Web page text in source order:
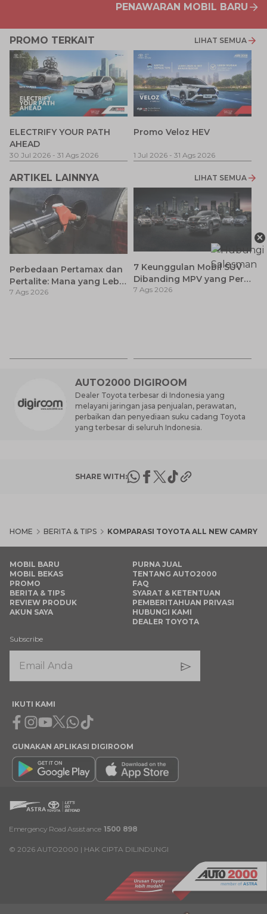
PENAWARAN MOBIL BARU
PROMO TERKAIT LIHAT SEMUA
ELECTRIFY YOUR PATH
AHEAD
30 Jul 2026 - 31 Ags 2026
Promo Veloz HEV
1 Jul 2026 - 31 Ags 2026
ARTIKEL LAINNYA LIHAT SEMUA
Perbedaan Pertamax dan
Pertalite: Mana yang Lebih
Baik untuk Mobil Toyota
7 Ags 2026
7 Keunggulan Mobil SUV
Dibanding MPV yang Perlu
Anda Ketahui
7 Ags 2026
AUTO2000 DIGIROOM
Dealer Toyota terbesar di Indonesia yang
melayani jaringan jasa penjualan, perawatan,
perbaikan dan penyediaan suku cadang Toyota
yang terbesar di seluruh Indonesia.
SHARE WITH:
HOME BERITA & TIPS KOMPARASI TOYOTA ALL NEW CAMRY
×
MOBIL BARU
MOBIL BEKAS
PROMO
BERITA & TIPS
REVIEW PRODUK
AKUN SAYA
PURNA JUAL
TENTANG AUTO2000
FAQ
SYARAT & KETENTUAN
PEMBERITAHUAN PRIVASI
HUBUNGI KAMI
DEALER TOYOTA
Subscribe
IKUTI KAMI
Facebook
Instagram
Youtube
X Whatsapp
Tiktok
GUNAKAN APLIKASI DIGIROOM
Emergency Road Assistance 1500 898
© 2026 AUTO2000 | HAK CIPTA DILINDUNGI